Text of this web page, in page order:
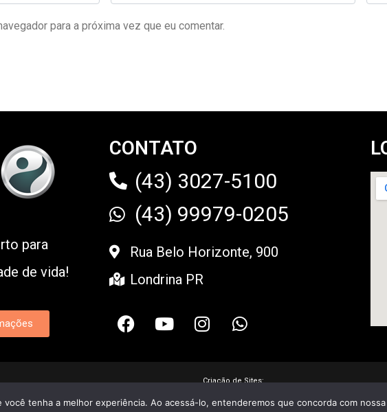
para a próxima vez que eu comentar.
para
de vida!
CONTATO
(43) 3027-5100
(43) 99979-0205
Rua Belo Horizonte, 900
Londrina PR
Criação de Sites:
tenha a melhor experiência. Ao acessá-lo, entenderemos que concorda com